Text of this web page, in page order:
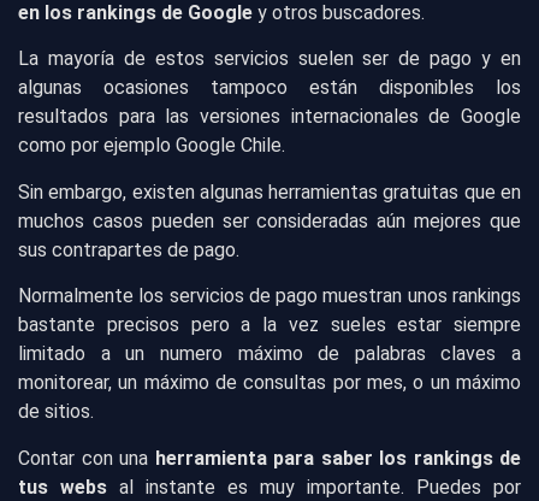
en los rankings de Google y otros buscadores.
La mayoría de estos servicios suelen ser de pago y en
algunas ocasiones tampoco están disponibles los
resultados para las versiones internacionales de Google
como por ejemplo Google Chile.
Sin embargo, existen algunas herramientas gratuitas que en
muchos casos pueden ser consideradas aún mejores que
sus contrapartes de pago.
Normalmente los servicios de pago muestran unos rankings
bastante precisos pero a la vez sueles estar siempre
limitado a un numero máximo de palabras claves a
monitorear, un máximo de consultas por mes, o un máximo
de sitios.
Contar con una herramienta para saber los rankings de
tus webs al instante es muy importante. Puedes por